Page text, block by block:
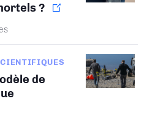
?
de